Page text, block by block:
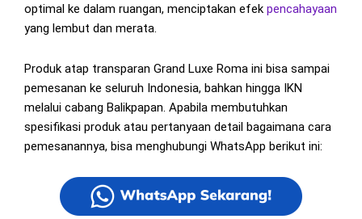
optimal ke dalam ruangan, menciptakan efek pencahayaan
yang lembut dan merata.
Produk atap transparan Grand Luxe Roma ini bisa sampai
pemesanan ke seluruh Indonesia, bahkan hingga IKN
melalui cabang Balikpapan. Apabila membutuhkan
spesifikasi produk atau pertanyaan detail bagaimana cara
pemesanannya, bisa menghubungi WhatsApp berikut ini: